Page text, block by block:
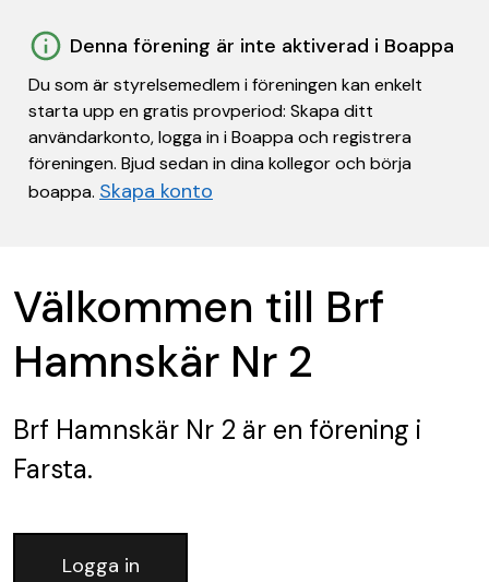
Denna förening är inte aktiverad i Boappa
Du som är styrelsemedlem i föreningen kan enkelt
starta upp en gratis provperiod: Skapa ditt
användarkonto, logga in i Boappa och registrera
föreningen. Bjud sedan in dina kollegor och börja
boappa. Skapa konto
Välkommen till Brf
Hamnskär Nr 2
Brf Hamnskär Nr 2 är en förening i
Farsta.
Logga in